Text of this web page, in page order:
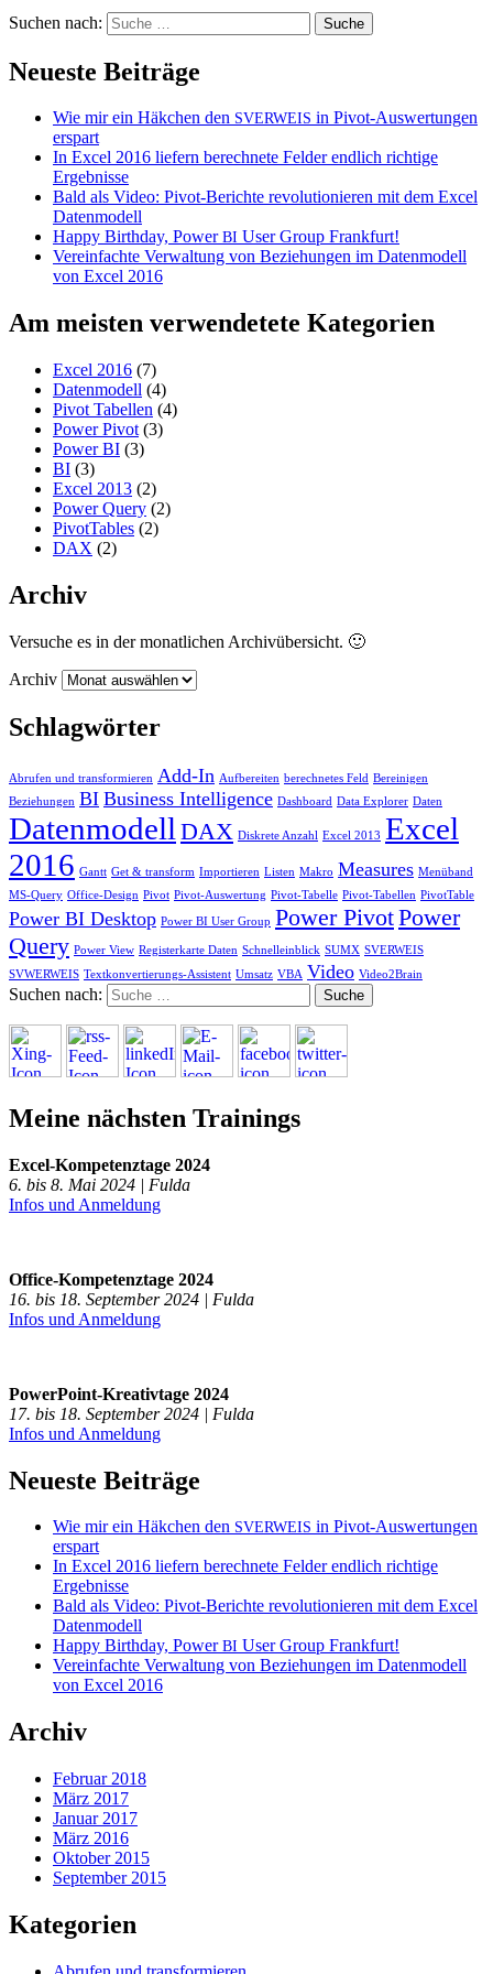
Suchen nach:
Neueste Beiträge
Wie mir ein Häkchen den SVERWEIS in Pivot-Auswertungen
erspart
In Excel 2016 liefern berechnete Felder endlich richtige
Ergebnisse
Bald als Video: Pivot-Berichte revolutionieren mit dem Excel
Datenmodell
Happy Birthday, PowerBI User Group Frankfurt!
Vereinfachte Verwaltung von Beziehungen im Datenmodell
von Excel 2016
Am meisten verwendetete Kategorien
Excel 2016 (7)
Datenmodell (4)
Pivot Tabellen (4)
Power Pivot (3)
Power BI (3)
BI (3)
Excel 2013 (2)
Power Query (2)
PivotTables (2)
DAX (2)
Archiv
Versuche es in der monatlichen Archivübersicht. 🙂
Archiv
Schlagwörter
Abrufen und transformieren Add-In Aufbereiten berechnetes Feld Bereinigen
Beziehungen BI Business Intelligence Dashboard Data Explorer Daten
Datenmodell DAX Diskrete Anzahl Excel 2013 Excel
2016 Gantt Get & transform Importieren Listen Makro Measures Menüband
MS-Query Office-Design Pivot Pivot-Auswertung Pivot-Tabelle Pivot-Tabellen PivotTable
Power BI Desktop Power BI User Group Power PivotPower
Query Power View Registerkarte Daten Schnelleinblick SUMX SVERWEIS
SVWERWEIS Textkonvertierungs-Assistent Umsatz VBA Video Video2Brain
Suchen nach:
Meine nächsten Trainings
Excel-Kompetenztage 2024
6. bis 8. Mai 2024 | Fulda
Infos und Anmeldung
Office-Kompetenztage 2024
16. bis 18. September 2024 | Fulda
Infos und Anmeldung
PowerPoint-Kreativtage 2024
17. bis 18. September 2024 | Fulda
Infos und Anmeldung
Neueste Beiträge
Wie mir ein Häkchen den SVERWEIS in Pivot-Auswertungen
erspart
In Excel 2016 liefern berechnete Felder endlich richtige
Ergebnisse
Bald als Video: Pivot-Berichte revolutionieren mit dem Excel
Datenmodell
Happy Birthday, PowerBI User Group Frankfurt!
Vereinfachte Verwaltung von Beziehungen im Datenmodell
von Excel 2016
Archiv
Februar 2018
März 2017
Januar 2017
März 2016
Oktober 2015
September 2015
Kategorien